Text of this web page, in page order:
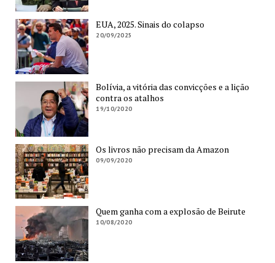
EUA, 2025. Sinais do colapso
20/09/2025
Bolívia, a vitória das convicções e a lição
contra os atalhos
19/10/2020
Os livros não precisam da Amazon
09/09/2020
Quem ganha com a explosão de Beirute
10/08/2020